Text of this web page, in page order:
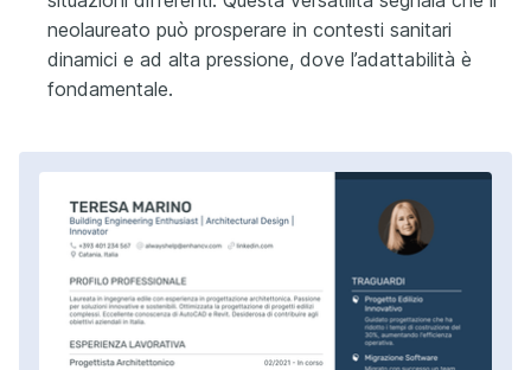
neolaureato può prosperare in contesti sanitari
dinamici e ad alta pressione, dove l’adattabilità è
fondamentale.